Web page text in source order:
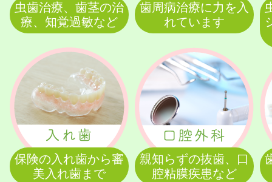
虫歯治療、歯茎の治
療、知覚過敏など
歯周病治療に力を入
れています
保険の入れ歯から審
美入れ歯まで
親知らずの抜歯、口
腔粘膜疾患など